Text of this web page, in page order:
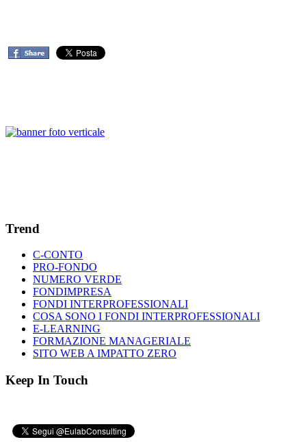
Trend
C-CONTO
PRO-FONDO
NUMERO VERDE
FONDIMPRESA
FONDI INTERPROFESSIONALI
COSA SONO I FONDI INTERPROFESSIONALI
E-LEARNING
FORMAZIONE MANAGERIALE
SITO WEB A IMPATTO ZERO
Keep In Touch